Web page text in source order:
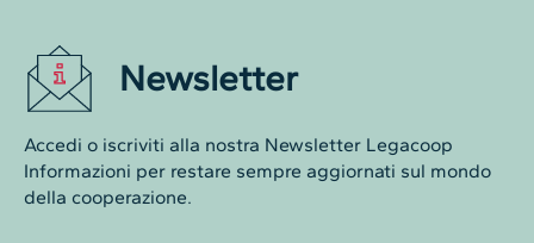
Newsletter
Accedi o iscriviti alla nostra Newsletter Legacoop
Informazioni per restare sempre aggiornati sul mondo
della cooperazione.